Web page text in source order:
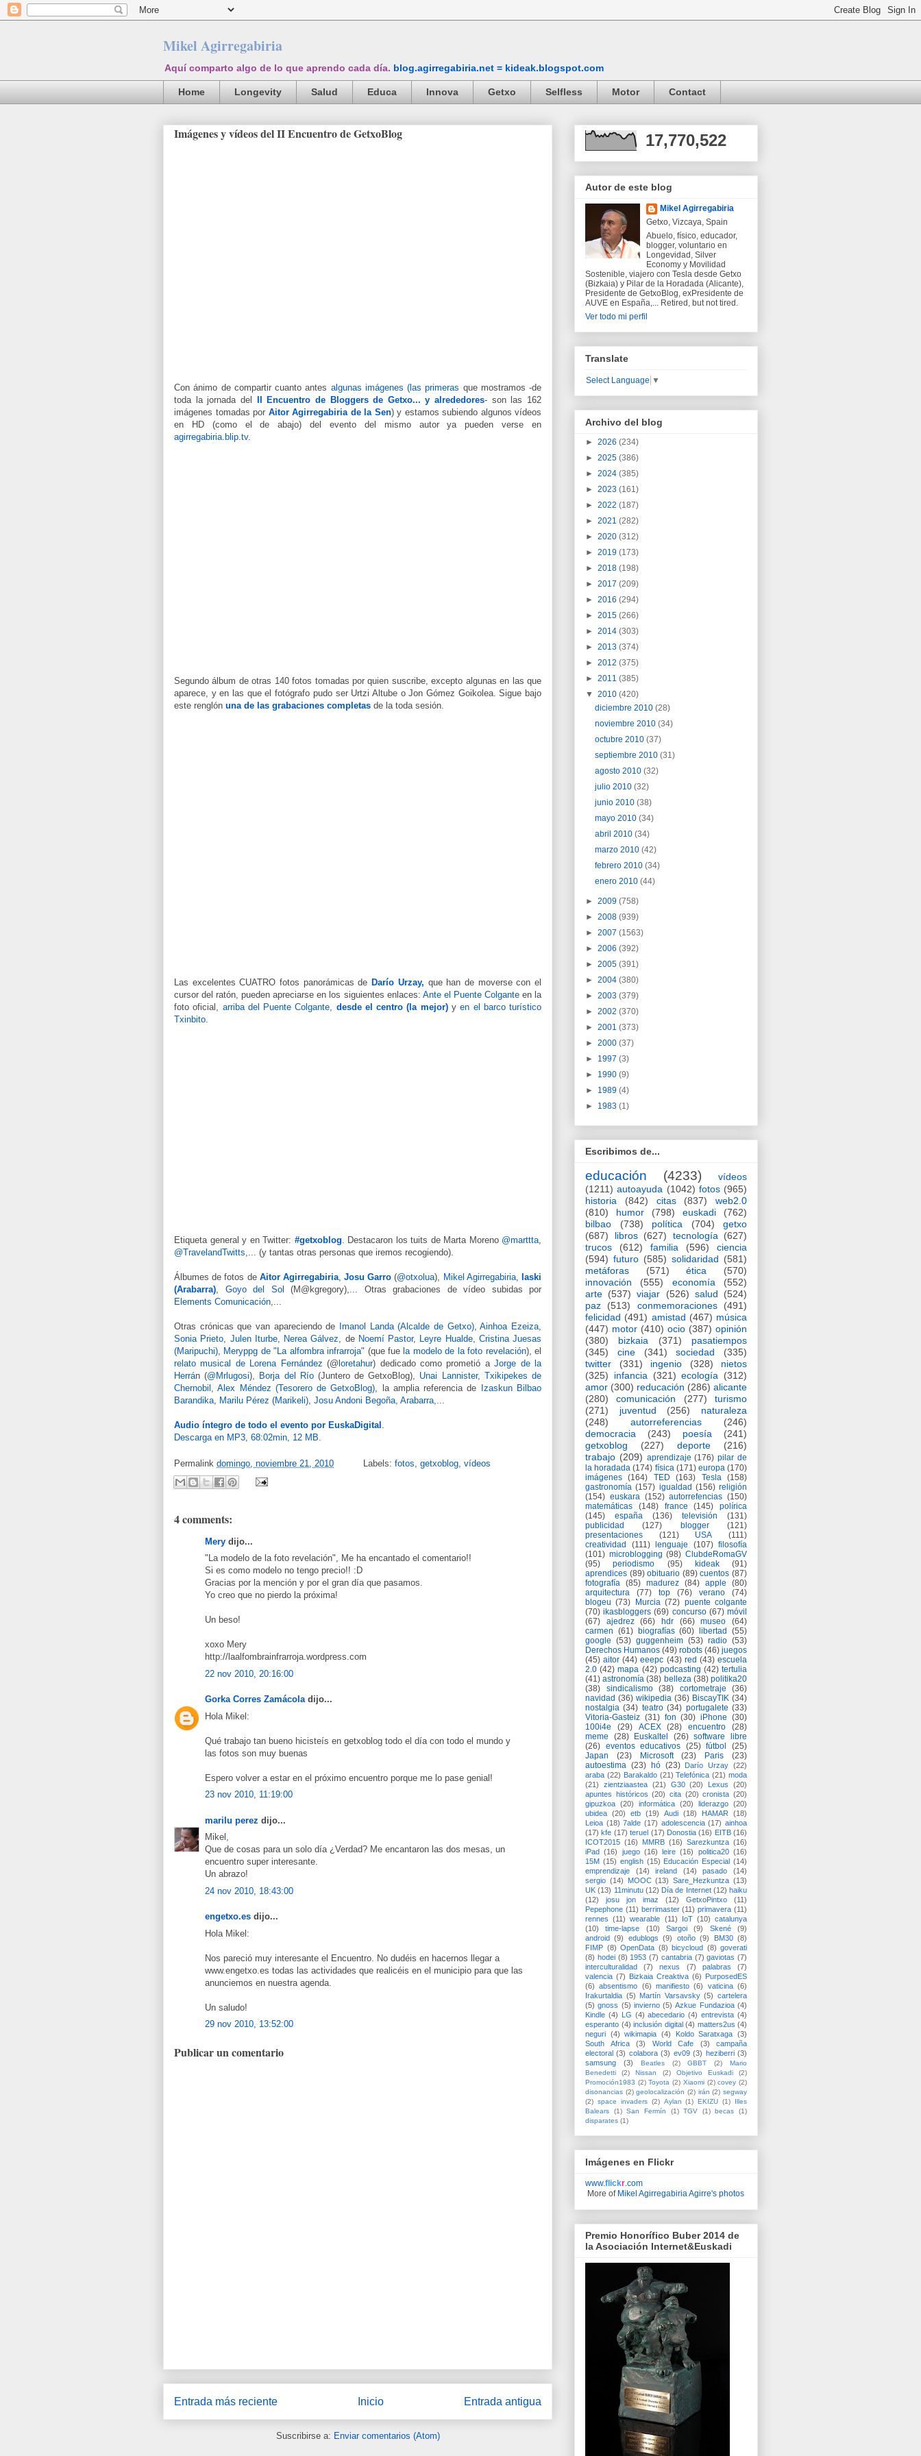
Mikel Agirregabiria
Aquí comparto algo de lo que aprendo cada día. blog.agirregabiria.net = kideak.blogspot.com
Home Longevity Salud Educa Innova Getxo Selfless Motor Contact
Imágenes y vídeos del II Encuentro de GetxoBlog
Con ánimo de compartir cuanto antes algunas imágenes (las primeras que mostramos -de
toda la jornada del
II Encuentro de Bloggers de Getxo... y alrededores- son las 162
imágenes tomadas por Aitor Agirregabiria de la Sen) y estamos subiendo algunos vídeos
en HD (como el de abajo) del evento del mismo autor ya pueden verse en
agirregabiria.blip.tv.
Segundo álbum de otras 140 fotos tomadas por quien suscribe, excepto algunas en las que
aparece, y en las que el fotógrafo pudo ser Urtzi Altube o Jon Gómez Goikolea. Sigue bajo
este renglón una de las grabaciones completas de la toda sesión.
Las excelentes CUATRO fotos panorámicas de Darío Urzay, que han de moverse con el
cursor del ratón, pueden apreciarse en los siguientes enlaces: Ante el Puente Colganteen la
foto oficial, arriba del Puente Colgante desde el centro (la mejor)yen el barco turístico
Txinbito
Etiqueta general y en Twitter: #getxoblog . Destacaron los tuits de Marta Moreno @marttta
@TravelandTwitts ,... (y tantas otras personas que iremos recogiendo).
Álbumes de fotos de Aitor Agirregabiria,Josu Garro (@otxolua), Mikel Agirregabiria,
Iaski
(Arabarra)
Goyo del Sol
(M@kgregory),... Otras grabaciones de vídeo subidas por
Elements Comunicación
Otras crónicas que van apareciendo de Imanol Landa (Alcalde de Getxo),Ainhoa Ezeiza
Sonia Prieto
Julen Iturbe, Nerea Gálvez , de Noemí Pastor, Leyre Hualde, Cristina Juesas
(Maripuchi)
Meryppg de "La alfombra infrarroja" (que fue la modelo de la foto revelación), el
relato musical de Lorena Fernández (@ loretahur) dedicado como prometió aJorge de la
Herrán (@Mrlugosi), Borja del Río(Juntero de GetxoBlog), Unai Lannister, Txikipekes de
Chernobil
,Alex Méndez (Tesorero de GetxoBlog) , la amplia referencia de
Izaskun Bilbao
Barandika
Marilu Pérez (Marikeli) Josu Andoni Begoña Arabarra
Audio íntegro de todo el evento por EuskaDigital
Descarga en MP3, 68:02min, 12 MB.
Permalink domingo, noviembre 21, 2010 Labels: fotos, getxoblog, vídeos
4 comments:
Mery dijo...
"La modelo de la foto revelación", Me ha encantado el comentario!!
Si es como modelo no tengo precio!! :D
Gracias por la mención y por el gran día que pasamos.
Yo creo que no pierdo la próxima!
Un beso!
xoxo Mery
http://laalfombrainfrarroja.wordpress.com
22 nov 2010, 20:16:00
Gorka Corres Zamácoladijo...
Hola Mikel:
Qué trabajo tan bueno hicisteís en getxoblog todo el día con todo el mundo y
las fotos son muy buenas
Espero volver a estar en el próximo encuentro porque me lo pase genial!
23 nov 2010, 11:19:00
marilu perez dijo...
Mikel,
Que de cosas para un solo día ¿Verdad? Me encantaron las dos mesas, un
encuentro super interesante.
Un abrazo!
24 nov 2010, 18:43:00
engetxo.es dijo...
Hola Mikel:
Nos pareció muy interesante el Encuentro. No dudéis en hacernos llegar a
www.engetxo.es todas las actividades que realicéis en el municipio para que las
anunciemos en nuestra agenda.
Un saludo!
29 nov 2010, 13:52:00
Publicar un comentario
Entrada más reciente Entrada antigua
Inicio
Suscribirse a: Enviar comentarios (Atom)
17,770,522
Autor de este blog
Mikel Agirregabiria
Getxo, Vizcaya, Spain
Abuelo, físico, educador,
blogger, voluntario en
Longevidad, Silver
Economy y Movilidad
Sostenible, viajero con Tesla desde Getxo
(Bizkaia) y Pilar de la Horadada (Alicante),
Presidente de GetxoBlog, exPresidente de
AUVE en España,... Retired, but not tired.
Ver todo mi perfil
Translate
Select Language ▼
Archivo del blog
► 2026 (234)
► 2025 (386)
► 2024 (385)
► 2023 (161)
► 2022 (187)
► 2021 (282)
► 2020 (312)
► 2019 (173)
► 2018 (198)
► 2017 (209)
► 2016 (294)
► 2015 (266)
► 2014 (303)
► 2013 (374)
► 2012 (375)
► 2011 (385)
▼ 2010 (420)
diciembre 2010(28)
noviembre 2010(34)
octubre 2010(37)
septiembre 2010(31)
agosto 2010(32)
julio 2010(32)
junio 2010(38)
mayo 2010(34)
abril 2010(34)
marzo 2010(42)
febrero 2010(34)
enero 2010(44)
► 2009 (758)
► 2008 (939)
► 2007 (1563)
► 2006 (392)
► 2005 (391)
► 2004 (380)
► 2003 (379)
► 2002 (370)
► 2001 (373)
► 2000 (37)
► 1997 (3)
► 1990 (9)
► 1989 (4)
► 1983 (1)
Escribimos de...
educación (4233)
vídeos
(1211) autoayuda (1042) fotos (965)
historia
(842) citas (837)
web2.0
(810)
humor (798) euskadi
(762)
bilbao
(738) política (704)
getxo
(687)
libros (627) tecnología
(627)
trucos
(612) familia (596)
ciencia
(594) futuro (585) solidaridad (581)
metáforas
(571) ética
(570)
innovación
(555) economía
(552)
arte (537) viajar (526) salud
(524)
paz
(513) conmemoraciones
(491)
felicidad (491) amistad (467) música
(447) motor (410) ocio (387) opinión
(380)
bizkaia (371)
pasatiempos
(345)
cine (341) sociedad
(335)
twitter
(331) ingenio (328)
nietos
(325)
infancia (321) ecología
(312)
amor (300) reducación (286) alicante
(280)
comunicación (277)
turismo
(271)
juventud (256)
naturaleza
(248)
autorreferencias
(246)
democracia
(243) poesía
(241)
getxoblog
(227) deporte
(216)
trabajo (209) aprendizaje (176) pilar de
la horadada (174) física (171) europa (170)
imágenes
(164) TED (163) Tesla
(158)
gastronomía (157) igualdad (156) religión
(154) euskara (152) autorrefencias (150)
matemáticas
(148) france (145)
polírica
(145)
españa (136) televisión
(131)
publicidad
(127) blogger
(121)
presentaciones
(121) USA
(111)
creatividad
(111) lenguaje (107) filosofía
(101) microblogging (98) ClubdeRomaGV
(95)
periodismo (95) kideak
(91)
aprendices (89) obituario (89) cuentos (87)
fotografía (85) madurez (84) apple
(80)
arquitectura
(77) top (76) verano
(74)
blogeu (73) Murcia (72) puente colgante
(70) ikasbloggers (69) concurso (67) móvil
(67)
ajedrez (66) hdr (66) museo
(64)
carmen (61) biografías (60) libertad
(55)
google (53) guggenheim (53) radio (53)
Derechos Humanos (49) robots (46) juegos
(45) aitor (44) eeepc (43) red (43) escuela
2.0 (42) mapa (42) podcasting (42) tertulia
(41) astronomía (38) belleza (38) politika20
(38)
sindicalismo (38) cortometraje
(36)
navidad (36) wikipedia (36) BiscayTIK (34)
nostalgia (34) teatro (34) portugalete (33)
Vitoria-Gasteiz (31) fon (30) iPhone (30)
100i4e
(29) ACEX (28) encuentro
(28)
meme
(28) Euskaltel (26) software libre
(26) eventos educativos (25) fútbol
(25)
Japan
(23) Microsoft (23) Paris
(23)
autoestima (23) hó (23) Darío Urzay (22)
araba (22) Barakaldo (21) Telefónica (21) moda
(21)
zientziaastea (21) G30 (20) Lexus
(20)
apuntes históricos (20) cita (20) cronista (20)
gipuzkoa (20) informática (20) liderazgo (20)
ubidea (20) etb (19) Audi (18) HAMAR
(18)
Leioa (18) 7alde (17) adolescencia (17) ainhoa
(17) kfe (17) teruel (17) Donostia (16) EITB (16)
ICOT2015 (16) MMRB (16) Sarezkuntza (16)
iPad (16) juego (16) leire (16) politica20 (16)
15M (15) english (15) Educación Especial (14)
emprendizaje
(14) ireland (14) pasado
(14)
sergio (14) MOOC (13) Sare_Hezkuntza (13)
UK (13) 11minutu (12) Día de Internet (12) haiku
(12)
josu jon imaz (12) GetxoPintxo
(11)
Pepephone (11) berrimaster (11) primavera (11)
rennes (11) wearable (11) IoT (10) catalunya
(10)
time-lapse (10) Sargoi (9) Skené
(9)
android (9) edublogs (9) otoño (9) BM30 (8)
FIMP (8) OpenData (8) bicycloud (8) goverati
(8) hodei (8) 1953 (7) cantabria (7) gaviotas (7)
interculturalidad
(7) nexus (7) palabras
(7)
valencia (7) Bizkaia Creaktiva (6) PurposedES
(6)
absentismo (6) manifiesto (6) vaticina (6)
Irakurtaldia (5) Martín Varsavsky (5) cartelera
(5) gnoss (5) invierno (5) Azkue Fundazioa (4)
Kindle (4) LG (4) abecedario (4) entrevista (4)
esperanto (4) inclusión digital (4) matters2us (4)
neguri (4) wikimapia (4) Koldo Saratxaga (3)
South Africa
(3) World Cafe (3)
campaña
electoral (3) colabora (3) ev09 (3) heziberri (3)
samsung
(3) Beatles (2) GBBT (2)
Mario
Benedetti
(2) Nissan (2) Objetivo Euskadi
(2)
Promoción1983 (2) Toyota (2) Xiaomi (2) covey (2)
disonancias (2) geolocalización (2) irán (2) segway
(2) space invaders (2) Aylan (1) EKIZU (1)
Illes
Balears
(1) San Fermín (1) TGV (1) becas
(1)
disparates (1)
Imágenes en Flickr
www.flickr .com
More of Mikel Agirregabiria Agirre's photos
Premio Honorífico Buber 2014 de
la Asociación Internet&Euskadi